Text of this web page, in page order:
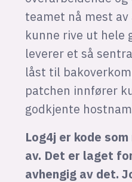
teamet nå mest
kunne rive ut hele
leverer et så
låst til
patchen innfører
godkjente
Log4j er kode
av. Det er laget
avhengig av det.